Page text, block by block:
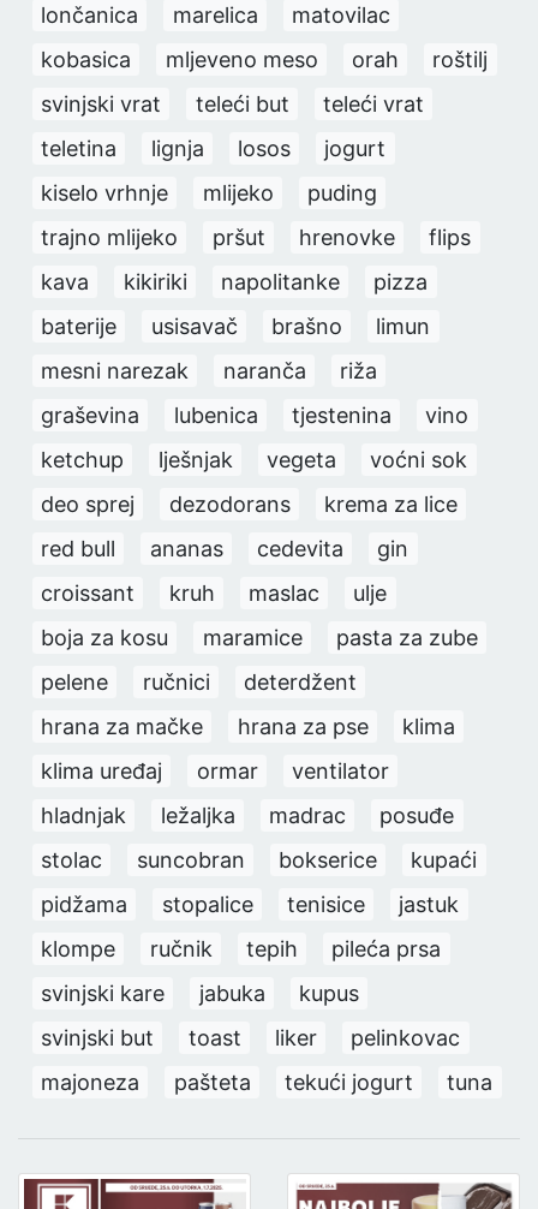
lončanica
marelica
matovilac
kobasica
mljeveno meso orah
roštilj
svinjski vrat
teleći but
teleći vrat
teletina
lignja losos
jogurt
kiselo vrhnje
mlijeko
puding
trajno mlijeko
pršut hrenovke
flips
kava
kikiriki napolitanke
pizza
baterije
usisavač brašno
limun
mesni narezak
naranča
riža
graševina
lubenica tjestenina
vino
ketchup
lješnjak vegeta
voćni sok
deo sprej
dezodorans
krema za lice
red bull
ananas cedevita
gin
croissant
kruh maslac
ulje
boja za kosu
maramice
pasta za zube
pelene
ručnici
deterdžent
hrana za mačke
hrana za pse
klima
klima uređaj
ormar
ventilator
hladnjak
ležaljka madrac
posuđe
stolac
suncobran bokserice
kupaći
pidžama
stopalice tenisice
jastuk
klompe
ručnik tepih
pileća prsa
svinjski kare
jabuka
kupus
svinjski but
toast liker
pelinkovac
majoneza
pašteta tekući jogurt tuna